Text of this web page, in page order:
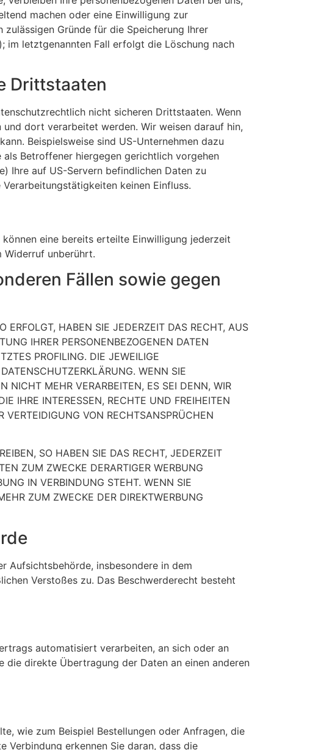
machen oder eine Einwilligung zur
Gründe für die Speicherung Ihrer
im letztgenannten Fall erfolgt die Löschung nach
Drittstaaten
nicht sicheren Drittstaaten. Wenn
dort verarbeitet werden. Wir weisen darauf hin,
Beispielsweise sind US-Unternehmen dazu
Betroffener hiergegen gerichtlich vorgehen
Ihre auf US-Servern befindlichen Daten zu
keinen Einfluss.
eine bereits erteilte Einwilligung jederzeit
unberührt.
Fällen sowie gegen
ERFOLGT, HABEN SIE JEDERZEIT DAS RECHT, AUS
IHRER PERSONENBEZOGENEN DATEN
PROFILING. DIE JEWEILIGE
WENN SIE
NICHT MEHR VERARBEITEN, ES SEI DENN, WIR
IHRE INTERESSEN, RECHTE UND FREIHEITEN
VERTEIDIGUNG VON RECHTSANSPRÜCHEN
SO HABEN SIE DAS RECHT, JEDERZEIT
ZUM ZWECKE DERARTIGER WERBUNG
IN VERBINDUNG STEHT. WENN SIE
ZUM ZWECKE DER DIREKTWERBUNG
Aufsichtsbehörde, insbesondere in dem
Verstoßes zu. Das Beschwerderecht besteht
automatisiert verarbeiten, an sich oder an
die direkte Übertragung der Daten an einen anderen
wie zum Beispiel Bestellungen oder Anfragen, die
Verbindung erkennen Sie daran, dass die